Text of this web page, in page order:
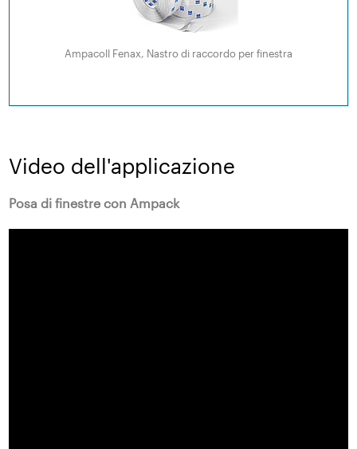
Ampacoll Fenax, Nastro di raccordo per finestra
Video dell'applicazione
Posa di finestre con Ampack